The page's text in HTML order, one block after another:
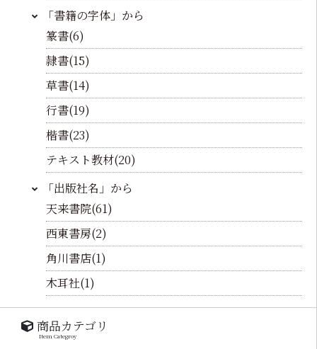
「書籍の字体」から
篆書(6)
隷書(15)
草書(14)
行書(19)
楷書(23)
テキスト教材(20)
「出版社名」から
天来書院(61)
西東書房(2)
角川書店(1)
木耳社(1)
商品カテゴリ
Item Categroy